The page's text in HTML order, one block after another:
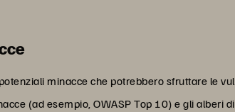
minacce che potrebbero sfruttare le
(ad esempio, OWASP Top 10) e gli alberi